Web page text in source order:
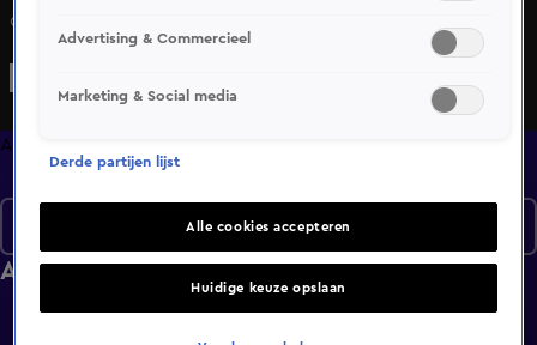
droomhuis bouwen. Ze praat met de stellen over de
bijzonderheden van het gebouw en waarom juist dit hun
Afleveringen
Afleveringen
Advertising & Commercieel
Marketing & Social media
Derde partijen lijst
Alle cookies accepteren
Huidige keuze opslaan